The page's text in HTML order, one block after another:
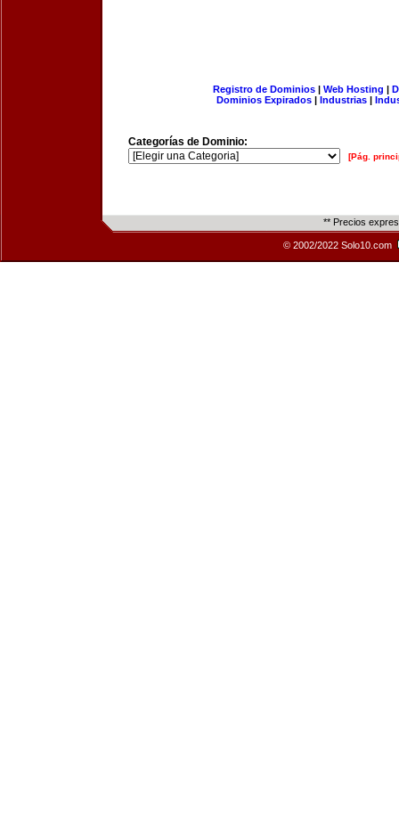
Registro de Dominios| Web Hosting |
Dominios Expirados | Industrias |
Categorías de Dominio:
[Pág.
** Precios
© 2002/2022 Solo10.com